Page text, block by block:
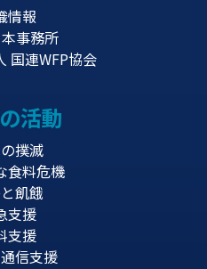
情報
事務所
国連WFP協会
活動
撲滅
食料危機
飢餓
支援
支援
信支援